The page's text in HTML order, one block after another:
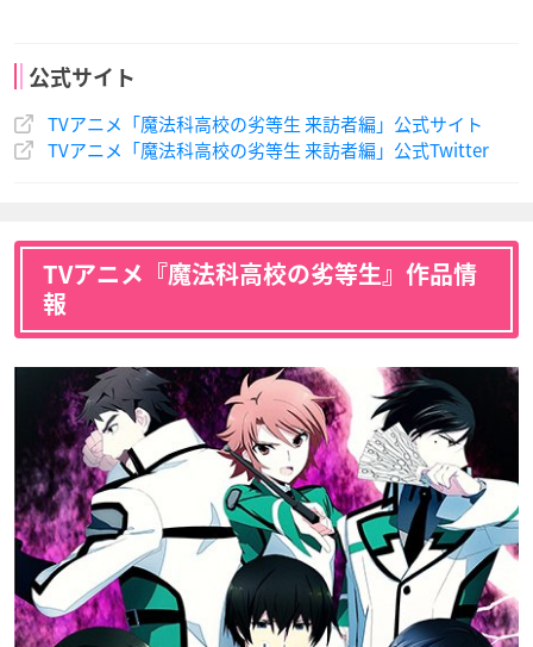
七草真由美
公式サイト
TVアニメ「魔法科高校の劣等生 来訪者編」公式サイト
TVアニメ「魔法科高校の劣等生 来訪者編」公式Twitter
TVアニメ『魔法科高校の劣等生』作品情
報